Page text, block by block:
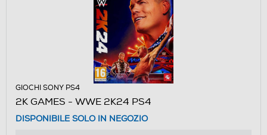
GIOCHI SONY PS4
2K GAMES - WWE 2K24 PS4
DISPONIBILE SOLO IN NEGOZIO